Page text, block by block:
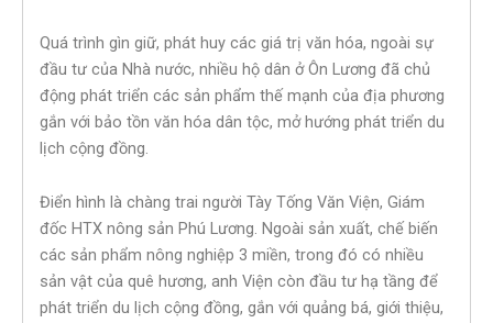
Quá trình gìn giữ, phát huy các giá trị văn hóa, ngoài sự
đầu tư của Nhà nước, nhiều hộ dân ở Ôn Lương đã chủ
động phát triển các sản phẩm thế mạnh của địa phương
gắn với bảo tồn văn hóa dân tộc, mở hướng phát triển du
lịch cộng đồng.
Điển hình là chàng trai người Tày Tống Văn Viện, Giám
đốc HTX nông sản Phú Lương. Ngoài sản xuất, chế biến
các sản phẩm nông nghiệp 3 miền, trong đó có nhiều
sản vật của quê hương, anh Viện còn đầu tư hạ tầng để
phát triển du lịch cộng đồng, gắn với quảng bá, giới thiệu,